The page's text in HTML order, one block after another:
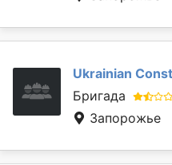
Ukrainian
Бригада
Запорожье